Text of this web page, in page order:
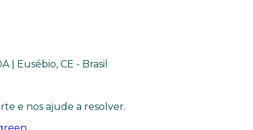
| Eusébio, CE - Brasil
e nos ajude a resolver.